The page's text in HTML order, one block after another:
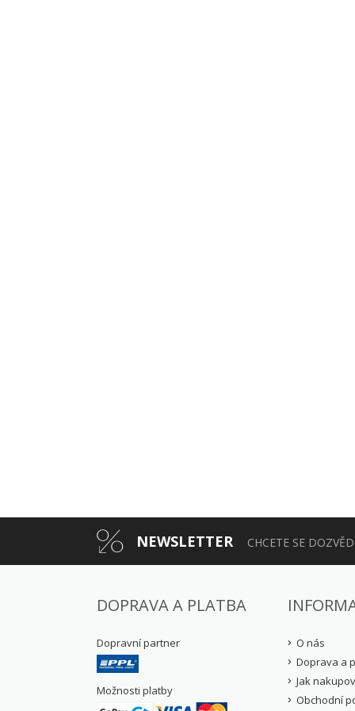
NEWSLETTER CHCETE SE
DOPRAVA A PLATBA
Dopravní partner
Možnosti platby
O nás
Doprava a
Jak
Obchodní